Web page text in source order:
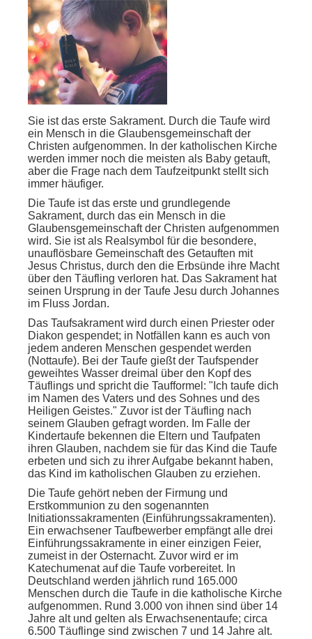
Sie ist das erste Sakrament. Durch die Taufe wird
ein Mensch in die Glaubensgemeinschaft der
Christen aufgenommen. In der katholischen Kirche
werden immer noch die meisten als Baby getauft,
aber die Frage nach dem Taufzeitpunkt stellt sich
immer häufiger.
Die Taufe ist das erste und grundlegende
Sakrament, durch das ein Mensch in die
Glaubensgemeinschaft der Christen aufgenommen
wird. Sie ist als Realsymbol für die besondere,
unauflösbare Gemeinschaft des Getauften mit
Jesus Christus, durch den die Erbsünde ihre Macht
über den Täufling verloren hat. Das Sakrament hat
seinen Ursprung in der Taufe Jesu durch Johannes
im Fluss Jordan.
Das Taufsakrament wird durch einen Priester oder
Diakon gespendet; in Notfällen kann es auch von
jedem anderen Menschen gespendet werden
(Nottaufe). Bei der Taufe gießt der Taufspender
geweihtes Wasser dreimal über den Kopf des
Täuflings und spricht die Taufformel: "Ich taufe dich
im Namen des Vaters und des Sohnes und des
Heiligen Geistes." Zuvor ist der Täufling nach
seinem Glauben gefragt worden. Im Falle der
Kindertaufe bekennen die Eltern und Taufpaten
ihren Glauben, nachdem sie für das Kind die Taufe
erbeten und sich zu ihrer Aufgabe bekannt haben,
das Kind im katholischen Glauben zu erziehen.
Die Taufe gehört neben der Firmung und
Erstkommunion zu den sogenannten
Initiationssakramenten (Einführungssakramenten).
Ein erwachsener Taufbewerber empfängt alle drei
Einführungssakramente in einer einzigen Feier,
zumeist in der Osternacht. Zuvor wird er im
Katechumenat auf die Taufe vorbereitet. In
Deutschland werden jährlich rund 165.000
Menschen durch die Taufe in die katholische Kirche
aufgenommen. Rund 3.000 von ihnen sind über 14
Jahre alt und gelten als Erwachsenentaufe; circa
6.500 Täuflinge sind zwischen 7 und 14 Jahre alt.